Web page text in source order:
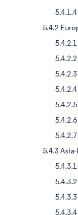
5.4.2
5.4.3